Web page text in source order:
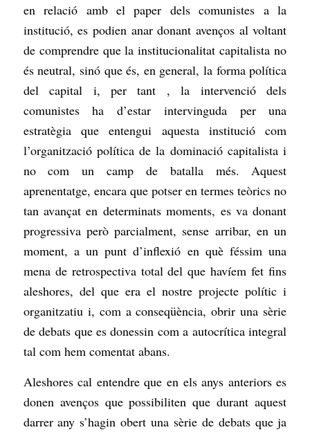
en relació amb el paper dels comunistes a la
institució, es podien anar donant avenços al voltant
de comprendre que la institucionalitat capitalista no
és neutral, sinó que és, en general, la forma política
del capital i, per tant , la intervenció dels
comunistes ha d’estar intervinguda per una
estratègia que entengui aquesta institució com
l’organització política de la dominació capitalista i
no com un camp de batalla més. Aquest
aprenentatge, encara que potser en termes teòrics no
tan avançat en determinats moments, es va donant
progressiva però parcialment, sense arribar, en un
moment, a un punt d’inflexió en què féssim una
mena de retrospectiva total del que havíem fet fins
aleshores, del que era el nostre projecte polític i
organitzatiu i, com a conseqüència, obrir una sèrie
de debats que es donessin com a autocrítica integral
tal com hem comentat abans.
Aleshores cal entendre que en els anys anteriors es
donen avenços que possibiliten que durant aquest
darrer any s’hagin obert una sèrie de debats que ja